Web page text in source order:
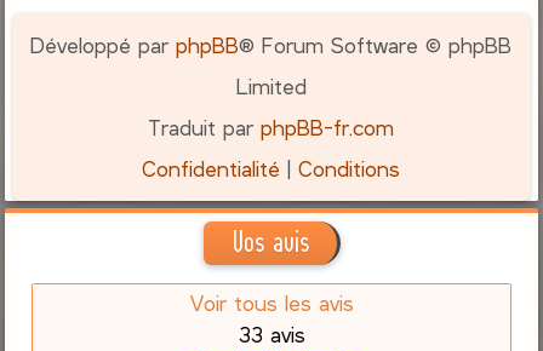
Développé parphpBB® Forum Software © phpBB
Limited
Traduit parphpBB-fr.com
Confidentialité |Conditions
Vos avis
Voir tous les avis
33 avis